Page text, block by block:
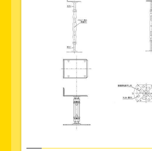
お問い合わせ
アクセス